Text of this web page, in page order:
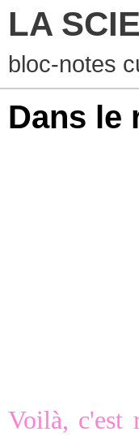
LA
bloc-notes
Dans le
Voilà, c'est